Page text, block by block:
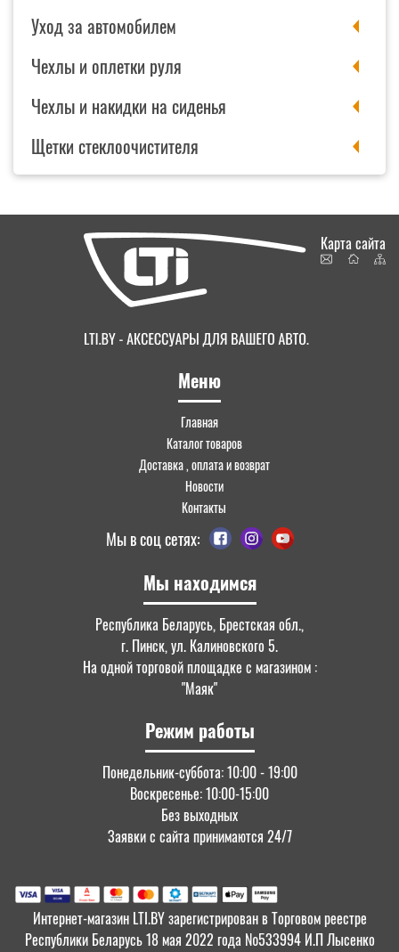
Уход за автомобилем
Чехлы и оплетки руля
Чехлы и накидки на сиденья
Щетки стеклоочистителя
Мы находимся
Республика Беларусь, Брестская обл.,
г. Пинск, ул. Калиновского 5.
На одной торговой площадке с магазином :
"Маяк"
Режим работы
Понедельник-суббота: 10:00 - 19:00
Воскресенье: 10:00-15:00
Без выходных
Заявки с сайта принимаются 24/7
Меню
Главная
Каталог товаров
Доставка , оплата и возврат
Новости
Контакты
Мы в соц сетях:
Карта сайта
Интернет-магазин LTI.BY зарегистрирован в Торговом реестре
Республики Беларусь 18 мая 2022 года №533994 И.П Лысенко